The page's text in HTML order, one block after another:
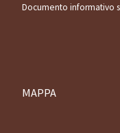
Documento informativo
MAPPA